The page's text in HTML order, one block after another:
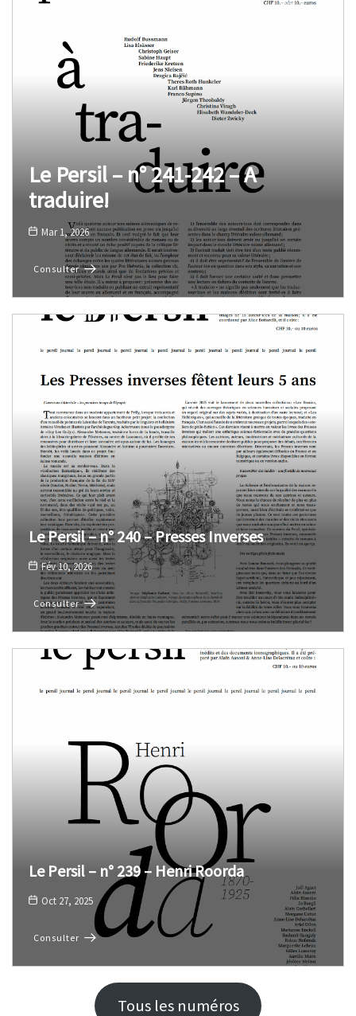
Le Persil – n° 241-242 – A
traduire!
Mar 1, 2026
Consulter
Le Persil – n° 240 – Presses Inverses
Fév 10, 2026
Consulter
Le Persil – n° 239 – Henri Roorda
Oct 27, 2025
Consulter
Tous les numéros